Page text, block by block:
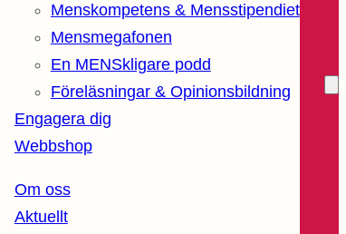
Menskompetens & Mensstipendiet
Mensmegafonen
En MENSkligare podd
Föreläsningar & Opinionsbildning
Engagera dig
Webbshop
Om oss
Aktuellt